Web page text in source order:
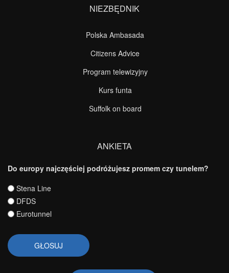
NIEZBĘDNIK
Polska Ambasada
Citizens Advice
Program telewizyjny
Kurs funta
Suffolk on board
ANKIETA
Do europy najczęściej podróżujesz promem czy tunelem?
Wybory
Stena Line
DFDS
Eurotunnel